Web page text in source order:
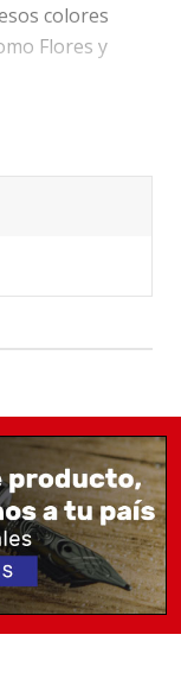
colores
Flores y
en pote de
está
al agua.